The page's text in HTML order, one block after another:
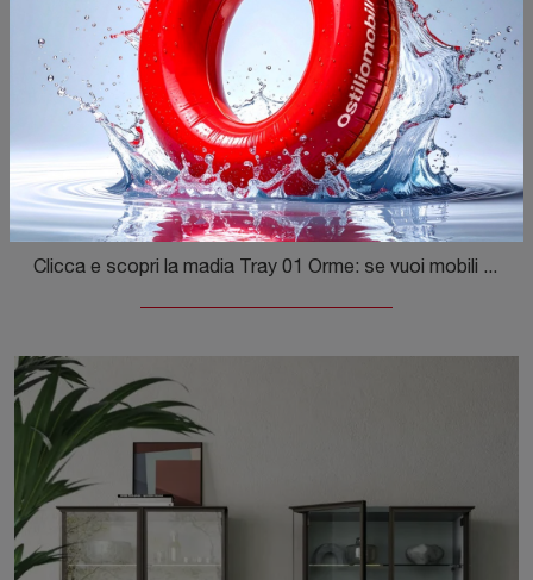
Tray 01
Clicca e scopri la madia Tray 01 Orme: se vuoi mobili in melaminico per stanze moderne, questa è la scelta ideale per te!